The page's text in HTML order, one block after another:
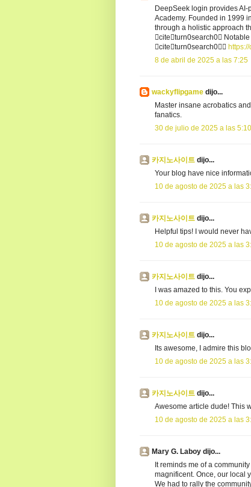
DeepSeek login provides
Academy. Founded in 1999
through a holistic approach
citeturn0search0
citeturn0search0
8 de abril de 2025 a las 7:25
wackyflipgame dijo...
Master insane acrobatics
fanatics.
30 de julio de 2025 a las 5:10
카지노사이트 dijo...
Your blog have nice
10 de agosto de 2025 a las
카지노사이트 dijo...
Helpful tips! I would never
10 de agosto de 2025 a las
카지노사이트 dijo...
I was amazed to this. You
10 de agosto de 2025 a las
카지노사이트 dijo...
Its awesome, I admire this
10 de agosto de 2025 a las
카지노사이트 dijo...
Awesome article dude! This
10 de agosto de 2025 a las
Mary G. Laboy dijo...
It reminds me of a
magnificent. Once, our local
We had to rally the